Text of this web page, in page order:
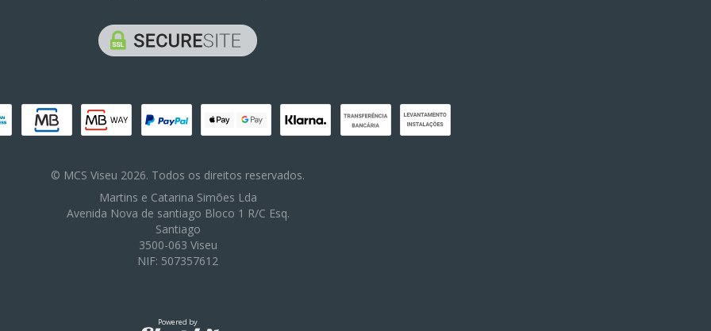
© MCS Viseu 2026. Todos os direitos reservados.
Martins e Catarina Simões Lda
Avenida Nova de santiago Bloco 1 R/C Esq.
Santiago
3500-063 Viseu
NIF: 507357612
Powered by